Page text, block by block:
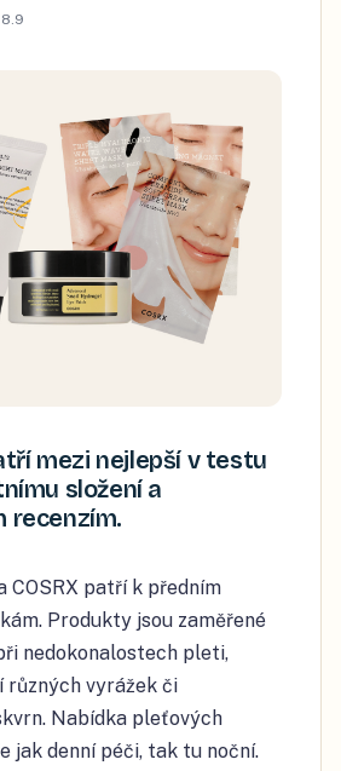
8.9
mezi nejlepší v testu
složení a
recenzím.
COSRX patří k předním
Produkty jsou zaměřené
nedokonalostech pleti,
různých vyrážek či
Nabídka pleťových
jak denní péči, tak tu noční.